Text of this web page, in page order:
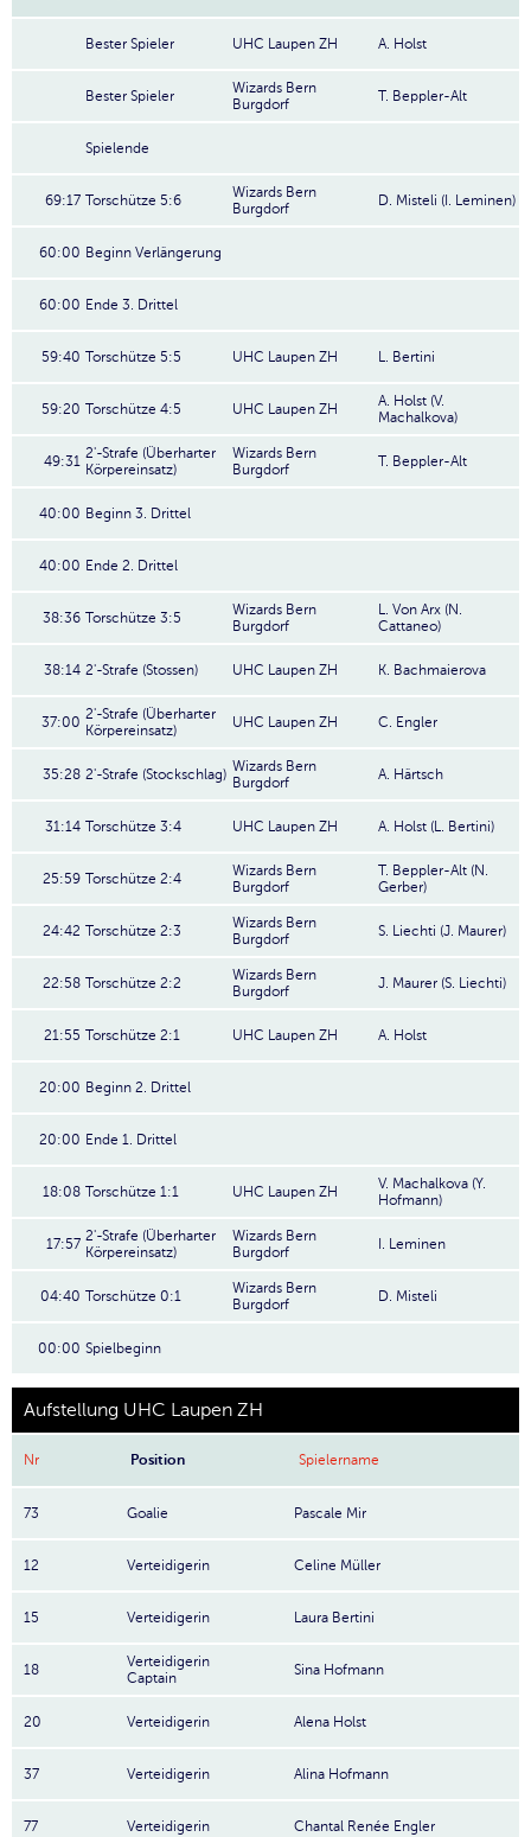
Bester Spieler UHC Laupen ZH A. Holst
Bester Spieler
Wizards Bern
Burgdorf
T. Beppler-Alt
Spielende
69:17 Torschütze 5:6
Wizards Bern
Burgdorf
D. Misteli (I. Leminen)
60:00 Beginn Verlängerung
60:00 Ende 3. Drittel
59:40 Torschütze 5:5 UHC Laupen ZH L. Bertini
59:20 Torschütze 4:5 UHC Laupen ZH
A. Holst (V.
Machalkova)
49:31 2'-Strafe (Überharter
Körpereinsatz)
Wizards Bern
Burgdorf
T. Beppler-Alt
40:00 Beginn 3. Drittel
40:00 Ende 2. Drittel
38:36 Torschütze 3:5
Wizards Bern
Burgdorf
L. Von Arx (N.
Cattaneo)
38:14 2'-Strafe (Stossen) UHC Laupen ZH K. Bachmaierova
37:00 2'-Strafe (Überharter
Körpereinsatz)
UHC Laupen ZH C. Engler
35:28 2'-Strafe (Stockschlag) Wizards Bern
Burgdorf
A. Härtsch
31:14 Torschütze 3:4 UHC Laupen ZH A. Holst (L. Bertini)
25:59 Torschütze 2:4
Wizards Bern
Burgdorf
T. Beppler-Alt (N.
Gerber)
24:42 Torschütze 2:3
Wizards Bern
Burgdorf
S. Liechti (J. Maurer)
22:58 Torschütze 2:2
Wizards Bern
Burgdorf
J. Maurer (S. Liechti)
21:55 Torschütze 2:1 UHC Laupen ZH A. Holst
20:00 Beginn 2. Drittel
20:00 Ende 1. Drittel
18:08 Torschütze 1:1 UHC Laupen ZH
V. Machalkova (Y.
Hofmann)
17:57 2'-Strafe (Überharter
Körpereinsatz)
Wizards Bern
Burgdorf
I. Leminen
04:40 Torschütze 0:1
Wizards Bern
Burgdorf
D. Misteli
00:00 Spielbeginn
Aufstellung UHC Laupen ZH
Nr Position Spielername
73 Goalie Pascale Mir
12 Verteidigerin Celine Müller
15 Verteidigerin Laura Bertini
18
Verteidigerin
Captain
Sina Hofmann
20 Verteidigerin Alena Holst
37 Verteidigerin Alina Hofmann
77 Verteidigerin Chantal Renée Engler